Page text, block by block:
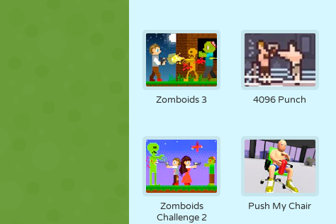
Zomboids 3 4096 Punch
Zomboids
Challenge 2
Push My Chair